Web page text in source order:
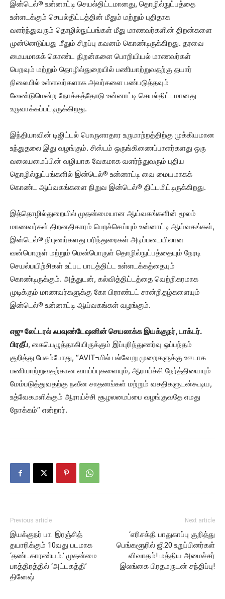
இன்டெல்® உன்னாட்டி செயல்திட்டமானது, தொழில்நுட்பத்தை
உள்ளடக்கும் செயல்திட்டத்தின் மீதும் மற்றும் புதிதாக
வளர்ந்துவரும் தொழில்நுட்பங்கள் மீது மாணவர்களின் திறன்களை
முன்னெடுப்பது மீதும் சிறப்பு கவனம் கொண்டிருக்கிறது. தரவை
மையமாகக் கொண்ட திறன்களை பொறியியல் மாணவர்கள்
பெறவும் மற்றும் தொழில்துறையில் பணியாற்றுவதற்கு தயார்
நிலையில் உள்ளவர்களாக அவர்களை பண்படுத்தவும்
வேண்டுமென்ற நோக்கத்தோடு உன்னாட்டி செயல்திட்டமானது
உருவாக்கப்பட்டிருக்கிறது.
இந்தியாவின் டிஜிட்டல் பொருளாதார உருமாற்றத்திற்கு முக்கியமான
உந்துதலை இது வழங்கும். சிஸ்டம் ஒருங்கிணைப்பாளர்களது ஒரு
வலையமைப்பின் வழியாக வேகமாக வளர்ந்துவரும் புதிய
தொழில்நுட்பங்களில் இன்டெல்® உன்னாட்டி வை மையமாகக்
கொண்ட ஆய்வகங்களை நிறுவ இன்டெல்® திட்டமிட்டிருக்கிறது.
இத்தொழில்துறையில் முதன்மையான ஆய்வகங்களின் மூலம்
மாணவர்கள் திறனதிகாரம் பெறச்செய்யும் உன்னாட்டி ஆய்வகங்கள்,
இன்டெல்® நிபுணர்களது பரிந்துரைகள் அடிப்படையிலான
வன்பொருள் மற்றும் மென்பொருள் தொழில்நுட்பத்தையும் நேரடி
செயல்பயிற்சிகள் உட்பட பாடத்திட்ட உள்ளடக்கத்தையும்
கொண்டிருக்கும். அத்துடன், கல்வித்திட்டத்தை வெற்றிகரமாக
முடிக்கும் மாணவர்களுக்கு கோ பிராண்டட் சான்றிதழ்களையும்
இன்டெல்® உன்னாட்டி ஆய்வகங்கள் வழங்கும்.
எஜு லேட்டரல் ஃபவுண்டேஷனின் செயலாக்க இயக்குநர், டாக்டர்.
பிரதீப், கையெழுத்தாகியிருக்கும் இப்புரிந்துணர்வு ஒப்பந்தம்
குறித்து பேசும்போது, “AVIT-யில் பல்வேறு முறைகளுக்கு ஊடாக
பணியாற்றுவதற்கான வாய்ப்புகளையும், ஆராய்ச்சி நேர்த்தியையும்
மேம்படுத்துவதற்கு நவீன சாதனங்கள் மற்றும் வசதிகளுடன்கூடிய,
உத்வேகமளிக்கும் ஆராய்ச்சி சூழலமைப்பை வழங்குவதே எமது
நோக்கம்” என்றார்.
Previous article
இயக்குநர் பா. இரஞ்சித்
தயாரிக்கும் 10வது படமாக
‘தண்டகாரண்யம்.’ முதன்மை
பாத்திரத்தில் ‘அட்டகத்தி’
தினேஷ்
Next article
‘எரிசக்தி பாதுகாப்பு குறித்து
பெங்களூரில் ஜி20 உறுப்பினர்கள்
விவாதம்! மத்திய அமைச்சர்
இலங்கை பிரதமருடன் சந்திப்பு!